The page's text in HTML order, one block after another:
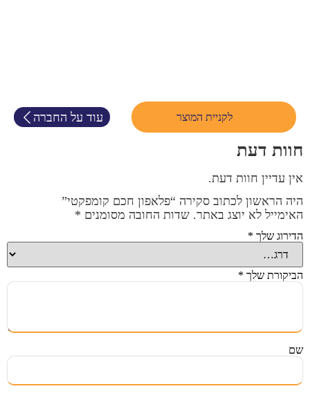
לקניית המוצר עוד על החברה
חוות דעת
אין עדיין חוות דעת.
היה הראשון לכתוב סקירה “פלאפון חכם קומפקטי”
האימייל לא יוצג באתר. שדות החובה מסומנים *
הדירוג שלך *
הביקורת שלך *
שם